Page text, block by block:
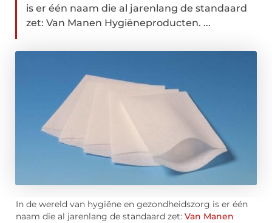
is er één naam die al jarenlang de standaard
zet: Van Manen Hygiëneproducten. ...
In de wereld van hygiëne en gezondheidszorg is er één
naam die al jarenlang de standaard zet: Van Manen